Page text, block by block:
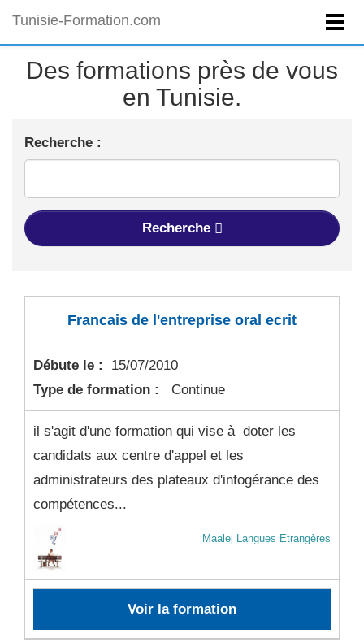
Tunisie-Formation.com
Des formations près de vous
en Tunisie.
Recherche :
Recherche
Francais de l'entreprise oral ecrit
Débute le :
15/07/2010
Type de formation :
Continue
il s'agit d'une formation qui vise à doter les
candidats aux centre d'appel et les
administrateurs des plateaux d'infogérance des
compétences...
Maalej Langues Etrangères
Voir la formation